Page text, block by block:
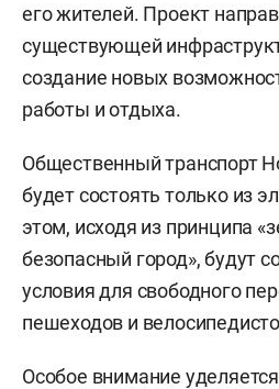
его жителей. Проект
существующей
создание новых
работы и отдыха.
Общественный транспорт
будет состоять только из
этом, исходя из принципа
безопасный город», будут
условия для свободного
пешеходов и
Особое внимание